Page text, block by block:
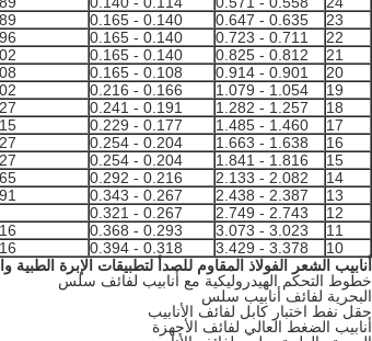
23
0.635 - 0.647
0.140 - 0.165
22
0.711 - 0.723
0.140 - 0.165
21
0.812 - 0.825
0.140 - 0.165
20
0.901 - 0.914
0.108 - 0.165
19
1.054 - 1.079
0.166 - 0.216
18
1.257 - 1.282
0.191 - 0.241
17
1.460 - 1.485
0.177 - 0.229
16
1.638 - 1.663
0.204 - 0.254
15
1.816 - 1.841
0.204 - 0.254
14
2.082 - 2.133
0.216 - 0.292
13
2.387 - 2.438
0.267 - 0.343
12
2.743 - 2.749
0.267 - 0.321
11
3.023 - 3.073
0.293 - 0.368
10
3.378 - 3.429
0.318 - 0.394
أنابيب الشعر الفولاذ المقاوم للصدأ لتطبيقات الإبرة الطبية
خطوط التحكم الهيدروليكية مع أنابيب لفائف سلس
البحرية لفائف أنابيب سلس
حقل نفط اختبار كابل لفائف الأنابيب
أنابيب الضغط العالي لفائف الأجهزة